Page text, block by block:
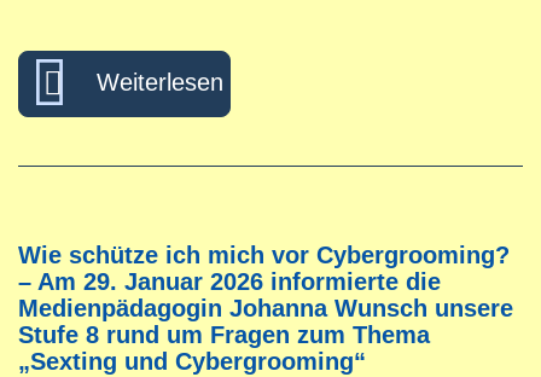
Weiterlesen
Wie schütze ich mich vor Cybergrooming?
– Am 29. Januar 2026 informierte die
Medienpädagogin Johanna Wunsch unsere
Stufe 8 rund um Fragen zum Thema
„Sexting und Cybergrooming“